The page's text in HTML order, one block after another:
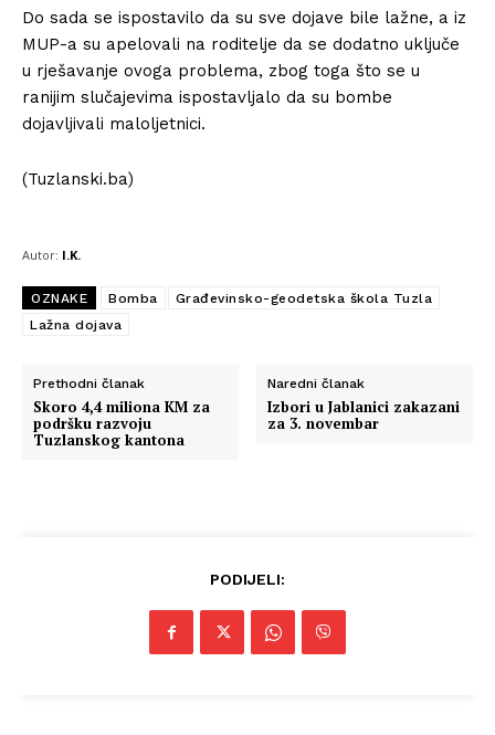
Do sada se ispostavilo da su sve dojave bile lažne, a iz
MUP-a su apelovali na roditelje da se dodatno uključe
u rješavanje ovoga problema, zbog toga što se u
ranijim slučajevima ispostavljalo da su bombe
dojavljivali maloljetnici.
(Tuzlanski.ba)
Autor: I.K.
OZNAKE Bomba
Građevinsko-geodetska škola Tuzla
Lažna dojava
Prethodni članak
Skoro 4,4 miliona KM za
podršku razvoju
Tuzlanskog kantona
Naredni članak
Izbori u Jablanici zakazani
za 3. novembar
PODIJELI: